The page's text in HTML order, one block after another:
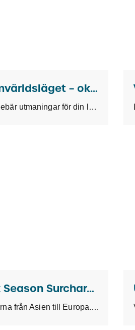
Uppdatering kring omvärldsläget – oktober 2025
Vi vet att en osäker omvärld innebär utmaningar för din logistik. Därför håller vi på
Uppdatering av Peak Season Surcharge (PSS)
Vi ser en ökning i sjöfraktspriserna från Asien till Europa. Med anledning av detta behöver